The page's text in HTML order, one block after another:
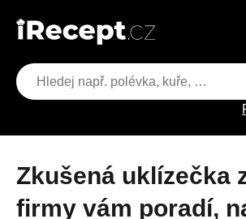
Zkušená uklízečka z velké
firmy vám poradí,